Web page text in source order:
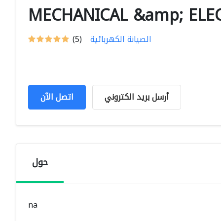
MECHANICAL &amp;
(5) الصيانة الكهربائية
اتصل الآن أرسل بريد الكتروني
حول
na